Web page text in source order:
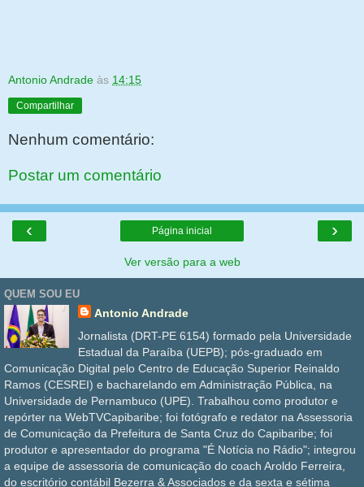
Antonio Andrade às 14:15
Compartilhar
Nenhum comentário:
Postar um comentário
‹ ›
Página inicial
Ver versão para a web
QUEM SOU EU
Antonio Andrade
Jornalista (DRT-PE 6154) formado pela Universidade
Estadual da Paraíba (UEPB); pós-graduado em
Comunicação Digital pelo Centro de Educação Superior Reinaldo
Ramos (CESREI) e bacharelando em Administração Pública, na
Universidade de Pernambuco (UPE). Trabalhou como produtor e
repórter na WebTVCapibaribe; foi fotógrafo e redator na Assessoria
de Comunicação da Prefeitura de Santa Cruz do Capibaribe; foi
produtor e apresentador do programa "É Notícia no Rádio"; integrou
a equipe de assessoria de comunicação do coach Aroldo Ferreira,
do escritório contábil Bezerra & Associados e da sexta e sétima